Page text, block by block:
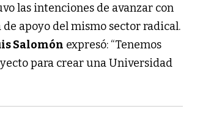
las intenciones de avanzar con
apoyo del mismo sector radical.
Salomón expresó: “Tenemos
para crear una Universidad